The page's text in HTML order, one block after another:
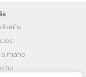
a mano